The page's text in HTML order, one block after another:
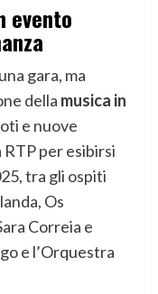
evento
gara, ma
della musica in
e nuove
per esibirsi
tra gli ospiti
Os
Correia e
e l’Orquestra